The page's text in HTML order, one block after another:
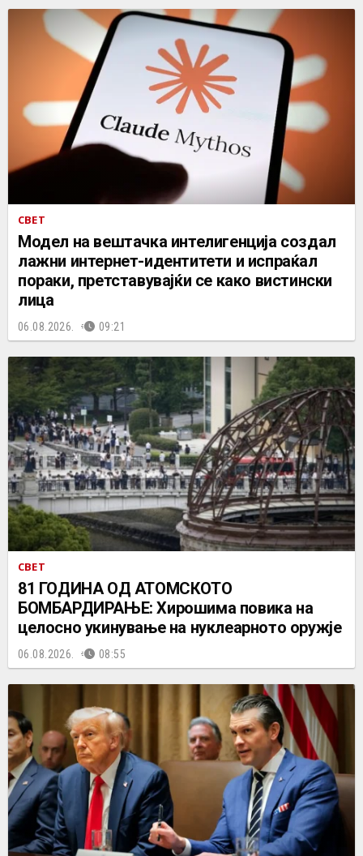
СВЕТ
Mодел на вештачка интелигенција создал
лажни интернет-идентитети и испраќал
пораки, претставувајќи се како вистински
лица
06.08.2026. 09:21
СВЕТ
81 ГОДИНА ОД АТОМСКОТО
БОМБАРДИРАЊЕ: Хирошима повика на
целосно укинување на нуклеарното оружје
06.08.2026. 08:55